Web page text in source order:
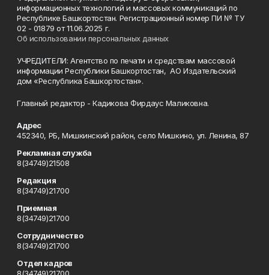
информационных технологий и массовых коммуникаций по
Республике Башкортостан. Регистрационный номер ПИ № ТУ
02 - 01879 от 11.06.2025 г.
Об использовании персональных данных
УЧРЕДИТЕЛИ: Агентство по печати и средствам массовой
информации Республики Башкортостан, АО Издательский
дом «Республика Башкортостан».
Главный редактор - Кадикова Фирдаус Маликовна.
Адрес
452340, РБ, Мишкинский район, село Мишкино, ул. Ленина, 87
Рекламная служба
8(34749)21508
Редакция
8(34749)21700
Приемная
8(34749)21700
Сотрудничество
8(34749)21700
Отдел кадров